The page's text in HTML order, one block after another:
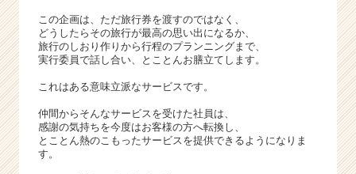
この企画は、ただ旅行券を渡すのではなく、
どうしたらその旅行が最高の思い出になるか、
旅行のしおり作りから行程のプランニングまで、
実行委員で話し合い、とことんお膳立てします。
これはある意味立派なサービスです。
仲間からそんなサービスを受けた社員は、
感謝の気持ちを今度はお客様の方へ転換し、
とことん熱のこもったサービスを提供できるようになりま
す。